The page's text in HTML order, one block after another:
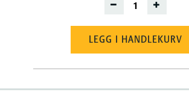
LEGG I HANDLEKURV